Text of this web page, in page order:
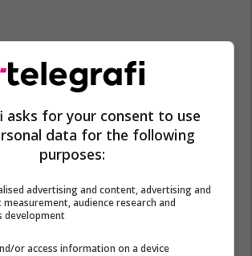
Jeton Beqiri
Slovan Bratislava
asks for your consent to use
data for the following
purposes:
advertising and content, advertising and
audience research and
development
or access information on a device